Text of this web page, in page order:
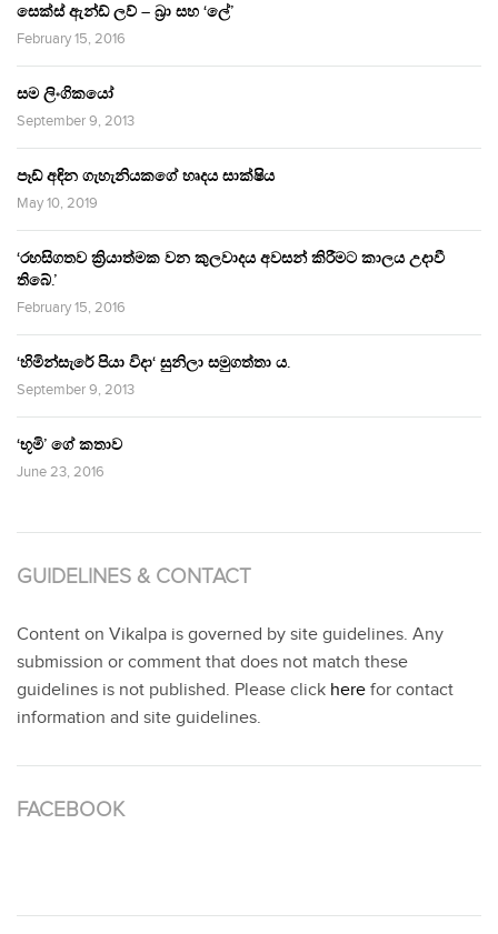
සෙක්ස් ඇන්ඩ් ලව් – බ්‍රා සහ ‘ලේ’
February 15, 2016
සම ලිංගිකයෝ
September 9, 2013
පෑඩ් අඳින ගැහැනියකගේ හෘදය සාක්ෂිය
May 10, 2019
‘රහසිගතව ක්‍රියාත්මක වන කුලවාදය අවසන් කිරීමට කාලය උදාවී
තිබේ.’
February 15, 2016
‘හිමින්සැරේ පියා විදා‘ සුනිලා සමුගත්තා ය.
September 9, 2013
‘භූමි’ ගේ කතාව
June 23, 2016
GUIDELINES & CONTACT
Content on Vikalpa is governed by site guidelines. Any
submission or comment that does not match these
guidelines is not published. Please click here for contact
information and site guidelines.
FACEBOOK